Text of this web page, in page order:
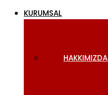
KURUMSAL
HAKKIMIZDA